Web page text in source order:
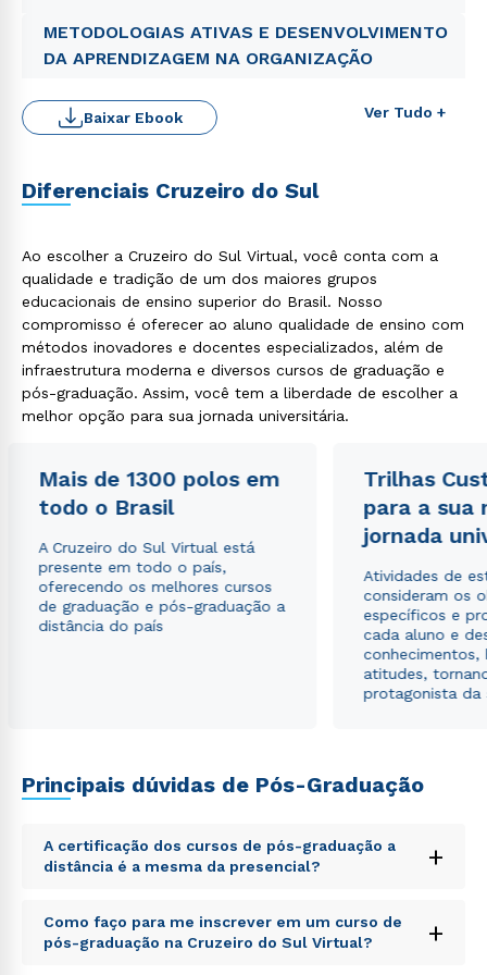
METODOLOGIAS ATIVAS E DESENVOLVIMENTO
DA APRENDIZAGEM NA ORGANIZAÇÃO
Ver Tudo +
Baixar Ebook
Diferenciais Cruzeiro do Sul
Ao escolher a Cruzeiro do Sul Virtual, você conta com a
qualidade e tradição de um dos maiores grupos
educacionais de ensino superior do Brasil. Nosso
compromisso é oferecer ao aluno qualidade de ensino com
métodos inovadores e docentes especializados, além de
infraestrutura moderna e diversos cursos de graduação e
pós-graduação. Assim, você tem a liberdade de escolher a
melhor opção para sua jornada universitária.
Mais de 1300 polos em
todo o Brasil
A Cruzeiro do Sul Virtual está
presente em todo o país,
oferecendo os melhores cursos
de graduação e pós-graduação a
distância do país
Trilhas
para a sua
jornada
Atividades de
consideram os
específicos e
cada aluno e
conhecimentos,
atitudes,
protagonista da
Principais dúvidas de Pós-Graduação
A certificação dos cursos de pós-graduação a
distância é a mesma da presencial?
+
Sed ut perspiciatis unde omnis iste natus error sit
voluptatem accusantium doloremque laudantium,
totam rem aperiam, eaque ipsa quae ab illo inventore
Como faço para me inscrever em um curso de
pós-graduação na Cruzeiro do Sul Virtual?
+
ou
envio de conteúdos da Cruzeiro do Sul.